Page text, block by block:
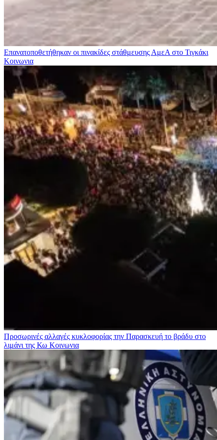
Επανατοποθετήθηκαν οι πινακίδες στάθμευσης ΑμεΑ στο Τιγκάκι
Κοινωνια
Προσωρινές αλλαγές κυκλοφορίας την Παρασκευή το βράδυ στο
λιμάνι της Κω Κοινωνια